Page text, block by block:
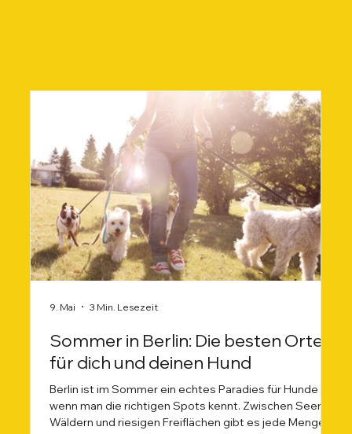
Sommer in Berlin: Die besten Orte
für dich und deinen Hund
Berlin ist im Sommer ein echtes Paradies für Hunde –
wenn man die richtigen Spots kennt. Zwischen Seen,
Wäldern und riesigen Freiflächen gibt es jede Menge
9. Mai 3 Min. Lesezeit